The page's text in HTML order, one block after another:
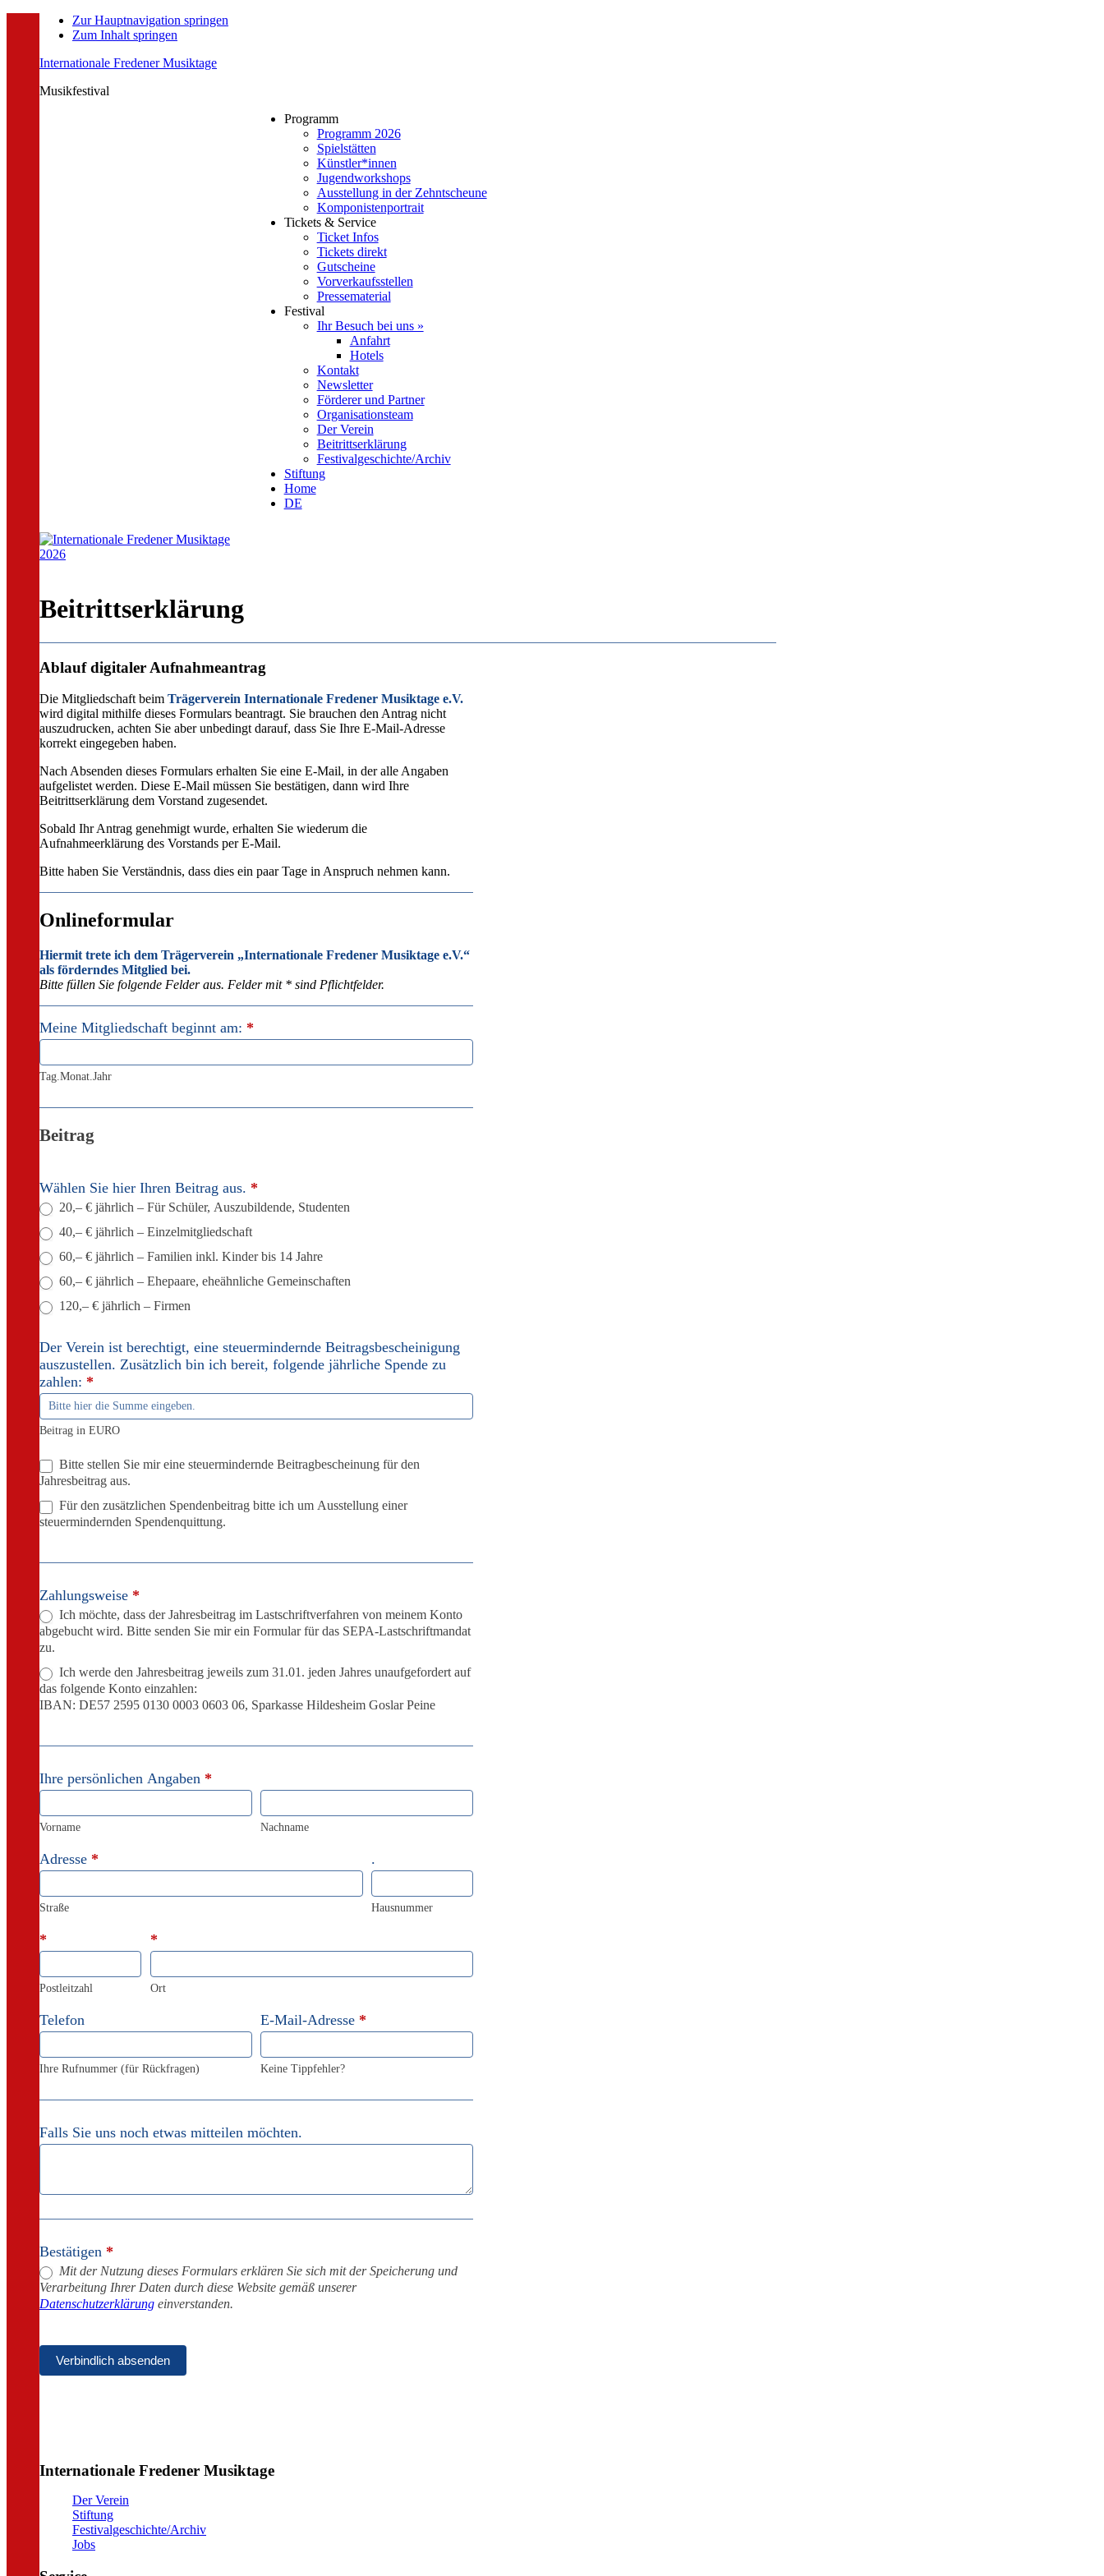
Zur Hauptnavigation springen
Zum Inhalt springen
Internationale Fredener Musiktage
Musikfestival
Programm
Programm 2026
Spielstätten
Künstler*innen
Jugendworkshops
Ausstellung in der Zehntscheune
Komponistenportrait
Tickets & Service
Ticket Infos
Tickets direkt
Gutscheine
Vorverkaufsstellen
Pressematerial
Festival
Ihr Besuch bei uns »
Anfahrt
Hotels
Kontakt
Newsletter
Förderer und Partner
Organisationsteam
Der Verein
Beitrittserklärung
Festivalgeschichte/Archiv
Stiftung
Home
DE
Beitrittserklärung
Ablauf digitaler Aufnahmeantrag
Die Mitgliedschaft beim Trägerverein Internationale Fredener Musiktage e.V.
wird digital mithilfe dieses Formulars beantragt. Sie brauchen den Antrag nicht
auszudrucken, achten Sie aber unbedingt darauf, dass Sie Ihre E-Mail-Adresse
korrekt eingegeben haben.
Nach Absenden dieses Formulars erhalten Sie eine E-Mail, in der alle Angaben
aufgelistet werden. Diese E-Mail müssen Sie bestätigen, dann wird Ihre
Beitrittserklärung dem Vorstand zugesendet.
Sobald Ihr Antrag genehmigt wurde, erhalten Sie wiederum die
Aufnahmeerklärung des Vorstands per E-Mail.
Bitte haben Sie Verständnis, dass dies ein paar Tage in Anspruch nehmen kann.
Onlineformular
Hiermit trete ich dem Trägerverein „Internationale Fredener Musiktage e.V.“
als förderndes Mitglied bei.
Bitte füllen Sie folgende Felder aus. Felder mit * sind Pflichtfelder.
Beitrittserklärung
Meine Mitgliedschaft beginnt am: *
Tag.Monat.Jahr
Beitrag
Wählen Sie hier Ihren Beitrag aus. *
20,– € jährlich – Für Schüler, Auszubildende, Studenten
40,– € jährlich – Einzelmitgliedschaft
60,– € jährlich – Familien inkl. Kinder bis 14 Jahre
60,– € jährlich – Ehepaare, eheähnliche Gemeinschaften
120,– € jährlich – Firmen
Der Verein ist berechtigt, eine steuermindernde Beitragsbescheinigung
auszustellen. Zusätzlich bin ich bereit, folgende jährliche Spende zu
zahlen: *
Beitrag in EURO
Bitte stellen Sie mir eine steuermindernde Beitragbescheinung für den
Jahresbeitrag aus.
Für den zusätzlichen Spendenbeitrag bitte ich um Ausstellung einer
steuermindernden Spendenquittung.
Zahlungsweise *
Ich möchte, dass der Jahresbeitrag im Lastschriftverfahren von meinem Konto
abgebucht wird. Bitte senden Sie mir ein Formular für das SEPA-Lastschriftmandat
zu.
Ich werde den Jahresbeitrag jeweils zum 31.01. jeden Jahres unaufgefordert auf
das folgende Konto einzahlen:
IBAN: DE57 2595 0130 0003 0603 06, Sparkasse Hildesheim Goslar Peine
Ihre persönlichen Angaben *
Vorname
Vorname
Nachname
Nachname
Adresse *
Straße
.
Hausnummer
*
Postleitzahl
*
Ort
Telefon
Ihre Rufnummer (für Rückfragen)
E-Mail-Adresse *
Keine Tippfehler?
Falls Sie uns noch etwas mitteilen möchten.
Bestätigen *
Mit der Nutzung dieses Formulars erklären Sie sich mit der Speicherung und
Verarbeitung Ihrer Daten durch diese Website gemäß unserer
Datenschutzerklärung einverstanden.
Verbindlich absenden
Internationale Fredener Musiktage
Der Verein
Stiftung
Festivalgeschichte/Archiv
Jobs